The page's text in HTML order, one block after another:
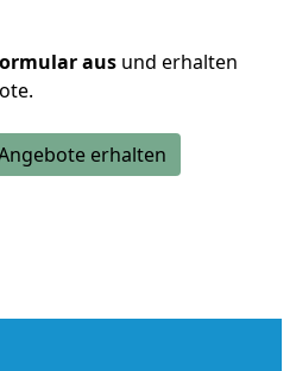
aus und erhalten
erhalten